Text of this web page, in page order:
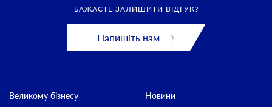
БАЖАЄТЕ ЗАЛИШИТИ ВІДГУК?
Напишіть нам
Великому бізнесу
Новини